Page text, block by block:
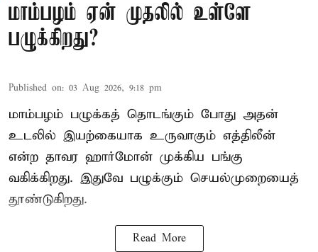
மாம்பழம் ஏன் முதலில் உள்ளே
பழுக்கிறது?
Published on: 03 Aug 2026, 9:18 pm
மாம்பழம் பழுக்கத் தொடங்கும் போது அதன்
உடலில் இயற்கையாக உருவாகும் எத்திலீன்
என்ற தாவர ஹார்மோன் முக்கிய பங்கு
வகிக்கிறது. இதுவே பழுக்கும் செயல்முறையைத்
தூண்டுகிறது.
Read More